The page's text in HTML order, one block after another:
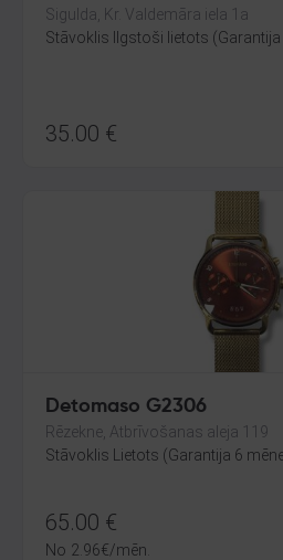
Sigulda, Kr. Valdemāra iela 1a
Stāvoklis Ilgstoši lietots
35.00 €
Detomaso G2306
Rēzekne, Atbrīvošanas aleja 119
Stāvoklis Lietots (Garantija 6
65.00 €
No 2.96€/mēn.